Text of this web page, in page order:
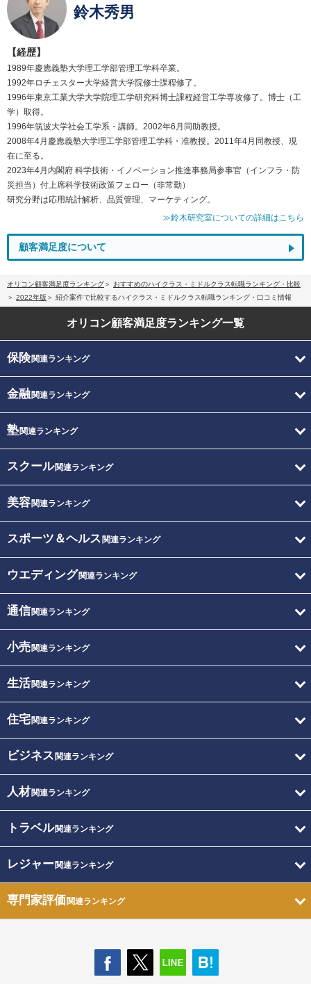
鈴木秀男
【経歴】
1989年慶應義塾大学理工学部管理工学科卒業。
1992年ロチェスター大学経営大学院修士課程修了。
1996年東京工業大学大学院理工学研究科博士課程経営工学専攻修了。博士（工
学）取得。
1996年筑波大学社会工学系・講師。2002年6月同助教授。
2008年4月慶應義塾大学理工学部管理工学科・准教授。2011年4月同教授、現
在に至る。
2023年4月内閣府 科学技術・イノベーション推進事務局参事官（インフラ・防
災担当）付上席科学技術政策フェロー（非常勤）
研究分野は応用統計解析、品質管理、マーケティング。
≫鈴木研究室についての詳細はこちら
顧客満足度について
オリコン顧客満足度ランキング
おすすめのハイクラス・ミドルクラス転職ランキング・比較
2022年版
紹介案件で比較するハイクラス・ミドルクラス転職ランキング・口コミ情報
オリコン顧客満足度ランキング一覧
保険関連ランキング
金融関連ランキング
塾関連ランキング
スクール関連ランキング
美容関連ランキング
スポーツ＆ヘルス 関連ランキング
ウエディング関連ランキング
通信関連ランキング
小売関連ランキング
生活関連ランキング
住宅関連ランキング
ビジネス 関連ランキング
人材関連ランキング
トラベル関連ランキング
レジャー関連ランキング
専門家評価関連ランキング